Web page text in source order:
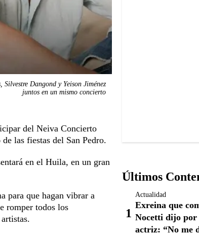
Silvestre Dangond y Yeison Jiménez
juntos en un mismo concierto
del Neiva Concierto
las fiestas del San Pedro.
en el Huila, en un gran
para que hagan vibrar a
romper todos los
Últimos
Actualidad
Exreina que
Nocetti dijo por
actriz: “No me